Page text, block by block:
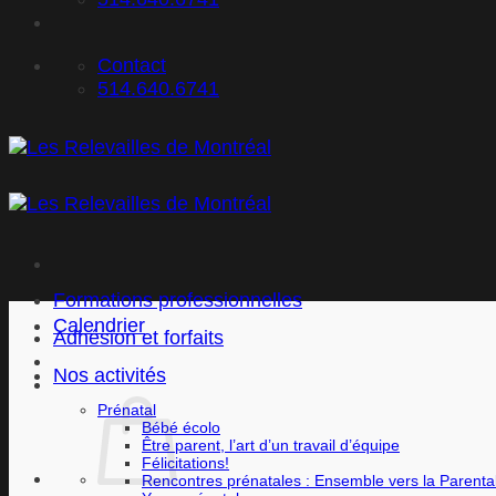
Contact
514.640.6741
Formations professionnelles
Adhésion et forfaits
Calendrier
Nos activités
Prénatal
Bébé écolo
Être parent, l’art d’un travail d’équipe
Félicitations!
Rencontres prénatales : Ensemble vers la